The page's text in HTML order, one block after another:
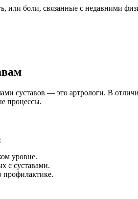
или боли, связанные с недавними
суставов — это артрологи. В
процессы.
уровне.
с суставами.
профилактике.